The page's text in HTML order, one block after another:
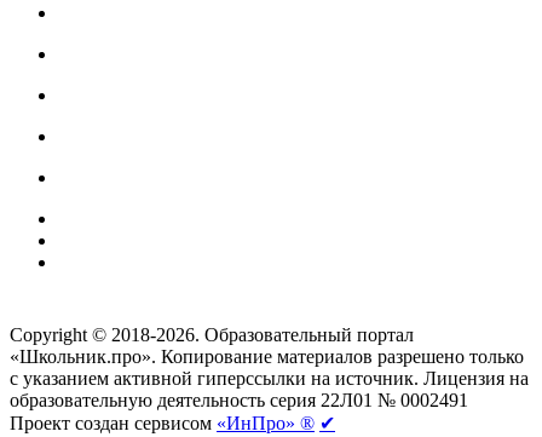
Copyright © 2018-2026. Образовательный портал
«Школьник.про». Копирование материалов разрешено только
с указанием активной гиперссылки на источник. Лицензия на
образовательную деятельность серия 22Л01 № 0002491
Проект создан сервисом «ИнПро» ® ✔